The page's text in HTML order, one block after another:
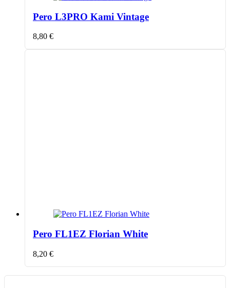
Pero L3PRO Kami Vintage
8,80 €
Pero FL1EZ Florian White
8,20 €